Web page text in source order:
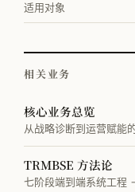
适用对象
相关业务
核心业务总览
从战略诊断到运营赋能
TRMBSE 方法论
七阶段端到端系统工程